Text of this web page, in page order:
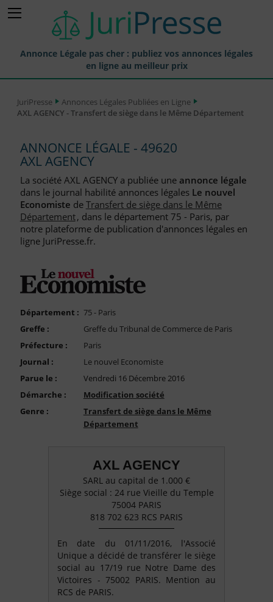
Annonce Légale pas cher : publiez vos annonces légales
en ligne au meilleur prix
Annonces Légales Publiées
Journaux Habilités (JAL) Annonces Légales
Départements pour la Publication d'Annonces Légales
Liste des Greffes
Liste des CCI
FAQ
Compte PRO
JuriPresse
Annonces Légales Publiées en Ligne
AXL AGENCY - Transfert de siège dans le Même Département
ANNONCE LÉGALE - 49620
AXL AGENCY
La société AXL AGENCY a publiée une annonce légale
dans le journal habilité annonces légales Le nouvel
Economiste deTransfert de siège dans le Même
Département, dans le département 75 - Paris, par
notre plateforme de publication d'annonces légales en
ligne JuriPresse.fr.
Département : 75 - Paris
Greffe :
Greffe du Tribunal de Commerce de Paris
Préfecture :
Paris
Journal :
Le nouvel Economiste
Parue le :
Vendredi 16 Décembre 2016
Démarche :
Modification société
Genre :
Transfert de siège dans le Même
Département
AXL AGENCY
SARL au capital de 1.000 €
Siège social : 24 rue Vieille du Temple
75004 PARIS
818 702 623 RCS PARIS
En date du 01/11/2016, l'Associé
Unique a décidé de transférer le siège
social au 17/19 rue Notre Dame des
Victoires - 75002 PARIS. Mention au
RCS de PARIS.